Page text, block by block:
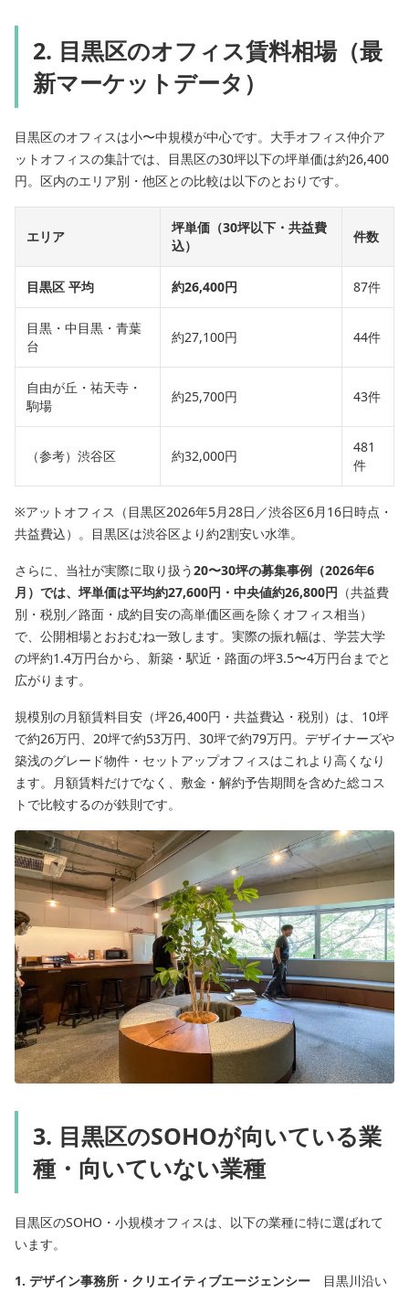
2. 目黒区のオフィス賃料相場（最
新マーケットデータ）
目黒区のオフィスは小〜中規模が中心です。大手オフィス仲介ア
ットオフィスの集計では、目黒区の30坪以下の坪単価は約26,400
円。区内のエリア別・他区との比較は以下のとおりです。
エリア
坪単価（30坪以下・共益費
込）
件数
目黒区 平均 約26,400円 87件
目黒・中目黒・青葉
台
約27,100円 44件
自由が丘・祐天寺・
駒場
約25,700円 43件
（参考）渋谷区 約32,000円
481
件
※アットオフィス（目黒区2026年5月28日／渋谷区6月16日時点・
共益費込）。目黒区は渋谷区より約2割安い水準。
さらに、当社が実際に取り扱う20〜30坪の募集事例（2026年6
月）では、坪単価は平均約27,600円・中央値約26,800円 （共益費
別・税別／路面・成約目安の高単価区画を除くオフィス相当）
で、公開相場とおおむね一致します。実際の振れ幅は、学芸大学
の坪約1.4万円台から、新築・駅近・路面の坪3.5〜4万円台までと
広がります。
規模別の月額賃料目安（坪26,400円・共益費込・税別）は、10坪
で約26万円、20坪で約53万円、30坪で約79万円。デザイナーズや
築浅のグレード物件・セットアップオフィスはこれより高くなり
ます。月額賃料だけでなく、敷金・解約予告期間を含めた総コス
トで比較するのが鉄則です。
3. 目黒区のSOHOが向いている業
種・向いていない業種
目黒区のSOHO・小規模オフィスは、以下の業種に特に選ばれて
います。
1. デザイン事務所・クリエイティブエージェンシー 目黒川沿い